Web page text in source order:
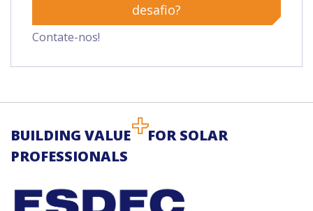
desafio?
Contate-nos!
BUILDING VALUE
FOR SOLAR
PROFESSIONALS